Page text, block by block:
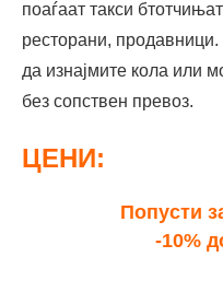
поаѓаат такси
ресторани,
да изнајмите кола или
без сопствен превоз.
ЦЕНИ:
Попусти
-10%